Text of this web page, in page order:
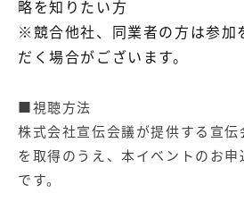
略を知りたい方
※競合他社、同業者の方は参加
だく場合がございます。
■視聴方法
株式会社宣伝会議が提供する宣伝
を取得のうえ、本イベントのお
です。